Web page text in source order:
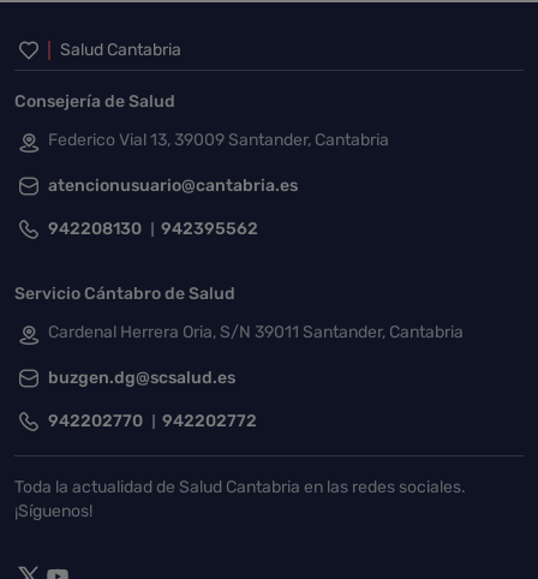
Inicio del pie de página
Salud Cantabria
Consejería de Salud
Federico Vial 13, 39009 Santander, Cantabria
atencionusuario@cantabria.es
942208130 942395562
Servicio Cántabro de Salud
Cardenal Herrera Oria, S/N 39011 Santander, Cantabria
buzgen.dg@scsalud.es
942202770 942202772
Toda la actualidad de Salud Cantabria en las redes sociales.
¡Síguenos!